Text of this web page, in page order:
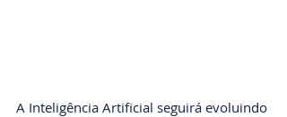
A Inteligência Artificial seguirá evoluindo